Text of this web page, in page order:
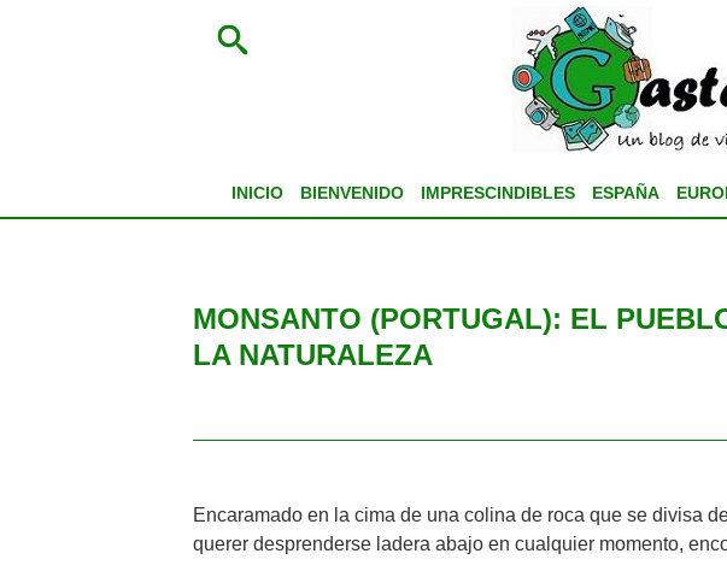
INICIO BIENVENIDO IMPRESCINDIBLES ESPAÑA
MONSANTO (PORTUGAL): EL
LA NATURALEZA
Encaramado en la cima de una colina de roca que se divisa
querer desprenderse ladera abajo en cualquier momento,